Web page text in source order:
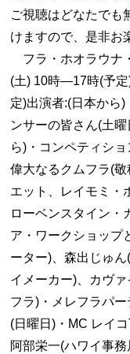
ご視聴はどなたでも
けますので、是非お
フラ・ホオラウナ
(土) 10時―17時(予
定)出演者:(日本から
ンサーの皆さん(土
ら)・コンペティシ
偉大なるクムフラ(
エット、レイモミ・
ローベンスタイン・
ア・ワークショップ
ーター)、森出じゅ
イメーカー)、カヴ
フラ)・メレフラパ
(日曜日)・MC レイ
阿部栄一(ハワイ事